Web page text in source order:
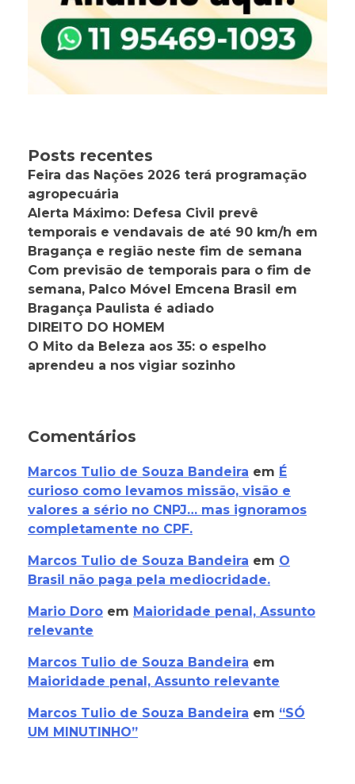
Posts recentes
Feira das Nações 2026 terá programação
agropecuária
Alerta Máximo: Defesa Civil prevê
temporais e vendavais de até 90 km/h em
Bragança e região neste fim de semana
Com previsão de temporais para o fim de
semana, Palco Móvel Emcena Brasil em
Bragança Paulista é adiado
DIREITO DO HOMEM
O Mito da Beleza aos 35: o espelho
aprendeu a nos vigiar sozinho
Comentários
Marcos Tulio de Souza Bandeira em É
curioso como levamos missão, visão e
valores a sério no CNPJ… mas ignoramos
completamente no CPF.
Marcos Tulio de Souza Bandeira em O
Brasil não paga pela mediocridade.
Mario Doro em Maioridade penal, Assunto
relevante
Marcos Tulio de Souza Bandeira em
Maioridade penal, Assunto relevante
Marcos Tulio de Souza Bandeira em “SÓ
UM MINUTINHO”